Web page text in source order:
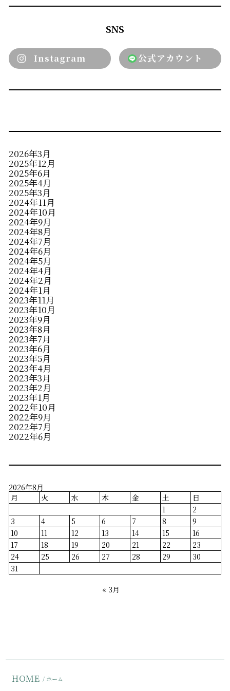
SNS
Instagram 公式アカウント
2026年3月
2025年12月
2025年6月
2025年4月
2025年3月
2024年11月
2024年10月
2024年9月
2024年8月
2024年7月
2024年6月
2024年5月
2024年4月
2024年2月
2024年1月
2023年11月
2023年10月
2023年9月
2023年8月
2023年7月
2023年6月
2023年5月
2023年4月
2023年3月
2023年2月
2023年1月
2022年10月
2022年9月
2022年7月
2022年6月
2026年8月
月
火 水 木 金 土
日
1
2
3
4 5 6 7 8
9
10
11 12 13 14 15
16
17
18 19 20 21 22
23
24
25 26 27 28 29
30
31
« 3月
HOME / ホーム